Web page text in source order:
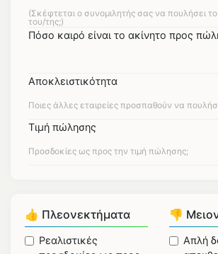
Πόσο καιρό είναι το ακίνητο προς
Αποκλειστικότητα
Τιμή πώλησης
👍 Πλεονεκτήματα
Ρεαλιστικές
👎
Απλή